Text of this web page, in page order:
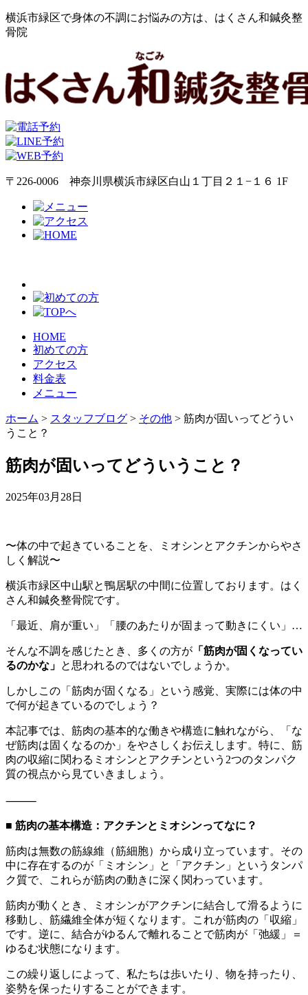
横浜市緑区で身体の不調にお悩みの方は、はくさん和鍼灸整
骨院
〒226-0006 神奈川県横浜市緑区白山１丁目２１−１６ 1F
HOME
初めての方
アクセス
料金表
メニュー
ホーム > スタッフブログ > その他 > 筋肉が固いってどうい
うこと？
筋肉が固いってどういうこと？
2025年03月28日
〜体の中で起きていることを、ミオシンとアクチンからやさ
しく解説〜
横浜市緑区中山駅と鴨居駅の中間に位置しております。はく
さん和鍼灸整骨院です。
「最近、肩が重い」「腰のあたりが固まって動きにくい」…
そんな不調を感じたとき、多くの方が 「筋肉が固くなってい
るのかな」 と思われるのではないでしょうか。
しかしこの「筋肉が固くなる」という感覚、実際には体の中
で何が起きているのでしょう？
本記事では、筋肉の基本的な働きや構造に触れながら、「な
ぜ筋肉は固くなるのか」をやさしくお伝えします。特に、筋
肉の収縮に関わるミオシンとアクチンという2つのタンパク
質の視点から見ていきましょう。
⸻
■ 筋肉の基本構造：アクチンとミオシンってなに？
筋肉は無数の筋線維（筋細胞）から成り立っています。その
中に存在するのが「ミオシン」と「アクチン」というタンパ
ク質で、これらが筋肉の動きに深く関わっています。
筋肉が動くとき、ミオシンがアクチンに結合して滑るように
移動し、筋繊維全体が短くなります。これが筋肉の「収縮」
です。逆に、結合がゆるんで離れることで筋肉が「弛緩」＝
ゆるむ状態になります。
この繰り返しによって、私たちは歩いたり、物を持ったり、
姿勢を保ったりすることができます。